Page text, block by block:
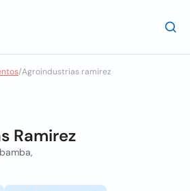
/Agroindustrias ramirez
Ramirez